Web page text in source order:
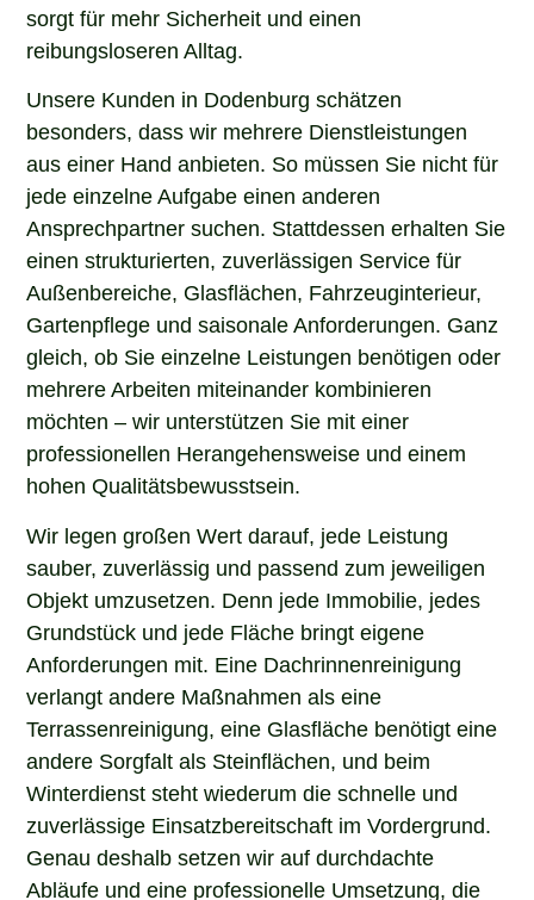
sorgt für mehr Sicherheit und einen
reibungsloseren Alltag.
Unsere Kunden in Dodenburg schätzen
besonders, dass wir mehrere Dienstleistungen
aus einer Hand anbieten. So müssen Sie nicht für
jede einzelne Aufgabe einen anderen
Ansprechpartner suchen. Stattdessen erhalten Sie
einen strukturierten, zuverlässigen Service für
Außenbereiche, Glasflächen, Fahrzeuginterieur,
Gartenpflege und saisonale Anforderungen. Ganz
gleich, ob Sie einzelne Leistungen benötigen oder
mehrere Arbeiten miteinander kombinieren
möchten – wir unterstützen Sie mit einer
professionellen Herangehensweise und einem
hohen Qualitätsbewusstsein.
Wir legen großen Wert darauf, jede Leistung
sauber, zuverlässig und passend zum jeweiligen
Objekt umzusetzen. Denn jede Immobilie, jedes
Grundstück und jede Fläche bringt eigene
Anforderungen mit. Eine Dachrinnenreinigung
verlangt andere Maßnahmen als eine
Terrassenreinigung, eine Glasfläche benötigt eine
andere Sorgfalt als Steinflächen, und beim
Winterdienst steht wiederum die schnelle und
zuverlässige Einsatzbereitschaft im Vordergrund.
Genau deshalb setzen wir auf durchdachte
Abläufe und eine professionelle Umsetzung, die